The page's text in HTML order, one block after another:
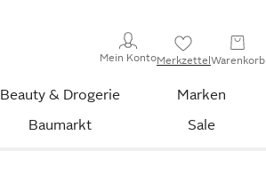
Mein KontoMerkzettelWarenkorb
Beauty & Drogerie
Marken
Baumarkt Sale